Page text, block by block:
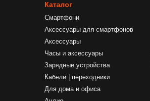
Каталог
Смартфони
Аксессуары для смартфонов
Аксессуары
Часы и аксессуары
Зарядные устройства
Кабели | переходники
Для дома и офиса